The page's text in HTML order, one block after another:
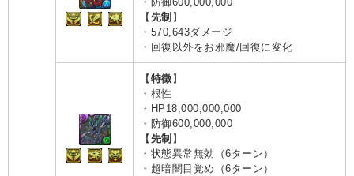
【 先制 】
・570,643ダメージ
・回復以外をお邪魔/回復に変化
【 特徴 】
・根性
・HP18,000,000,000
・防御600,000,000
【 先制 】
・状態異常無効（6ターン）
・超暗闇目覚め（6ターン）